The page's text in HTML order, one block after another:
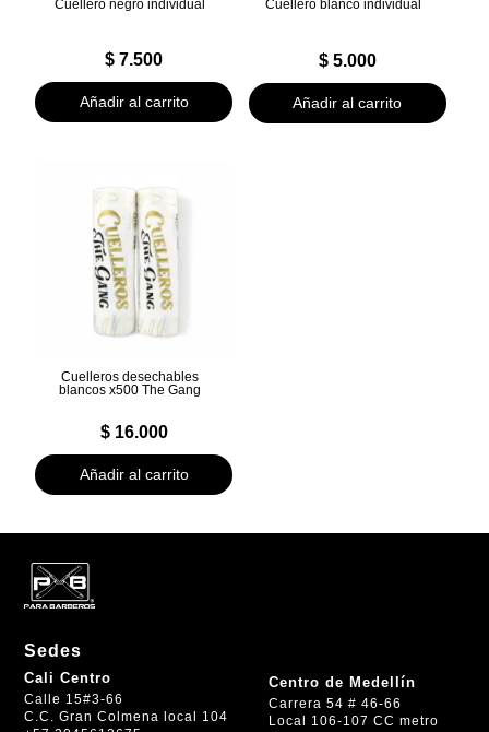
Cuellero negro individual
$ 7.500
Añadir al carrito
Cuellero blanco individual
$5.000
Añadir al carrito
Cuelleros desechables
blancos x500 The Gang
$16.000
Añadir al carrito
Sedes
Cali Centro
Calle 15#3-66
C.C. Gran Colmena local 104
Centro de Medellín
Carrera 54 # 46-66
Local 106-107 CC metro